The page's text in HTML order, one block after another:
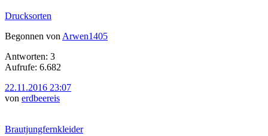
Drucksorten
Begonnen von Arwen1405
Antworten: 3
Aufrufe: 6.682
22.11.2016 23:07
von erdbeereis
Brautjungfernkleider